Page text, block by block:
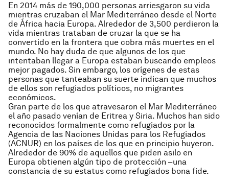
En 2014 más de 190,000 personas arriesgaron su vida
mientras cruzaban el Mar Mediterráneo desde el Norte
de África hacia Europa. Alrededor de 3,500 perdieron la
vida mientras trataban de cruzar la que se ha
convertido en la frontera que cobra más muertes en el
mundo. No hay duda de que algunos de los que
intentaban llegar a Europa estaban buscando empleos
mejor pagados. Sin embargo, los orígenes de estas
personas que tanteaban su suerte indican que muchos
de ellos son refugiados políticos, no migrantes
económicos.
Gran parte de los que atravesaron el Mar Mediterráneo
el año pasado venían de Eritrea y Siria. Muchos han sido
reconocidos formalmente como refugiados por la
Agencia de las Naciones Unidas para los Refugiados
(ACNUR) en los países de los que en principio huyeron.
Alrededor de 90% de aquellos que piden asilo en
Europa obtienen algún tipo de protección –una
constancia de su estatus como refugiados bona fide.